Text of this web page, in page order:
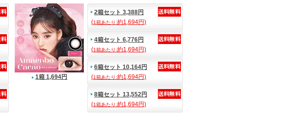
1箱 1,694円
2箱セット 3,388円
(1箱あたり:約1,694円)
4箱セット 6,776円
(1箱あたり:約1,694円)
6箱セット 10,164円
(1箱あたり:約1,694円)
8箱セット 13,552円
(1箱あたり:約1,694円)